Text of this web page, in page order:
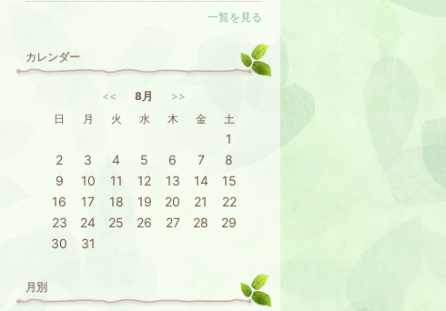
一覧を見る
カレンダー
<< 8月
>>
日
月 火 水 木 金 土
1
2
3 4 5 6 7
8
9
10 11 12 13 14
15
16
17 18 19 20 21
22
23
24 25 26 27 28
29
30
31
月別